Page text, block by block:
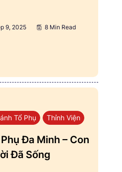
9, 2025 8 Min Read
Tổ Phụ Thỉnh Viện
Đa Minh – Con
Đã Sống